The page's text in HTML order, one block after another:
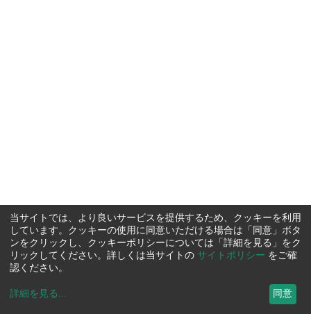
当サイトでは、より良いサービスを提供するため、クッキーを利用
しています。クッキーの使用に同意いただける場合は「同意」ボタ
ンをクリックし、クッキーポリシーについては「詳細を見る」をク
リックしてください。詳しくは当サイトの サイトポリシー をご確
認ください。
詳細を見る ... 同意